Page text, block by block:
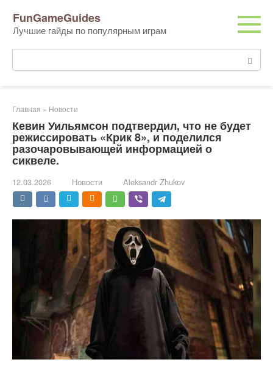
контенту
FunGameGuides
Лучшие гайды по популярным играм
Поиск:
Главная » Новости
Кевин Уильямсон подтвердил, что не будет
режиссировать «Крик 8», и поделился
разочаровывающей информацией о
сиквеле.
12.03.2026 Новости Aleksandr Zhukov